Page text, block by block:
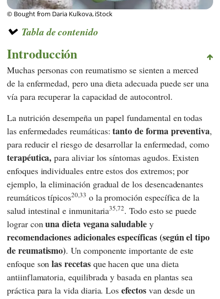
© Bought from Daria Kulkova, iStock
Tabla de contenido
Introducción
Muchas personas con reumatismo se sienten a merced
de la enfermedad, pero una dieta adecuada puede ser una
vía para recuperar la capacidad de autocontrol.
La nutrición desempeña un papel fundamental en todas
las enfermedades reumáticas:tanto de forma preventiva,
para reducir el riesgo de desarrollar la enfermedad, como
terapéutica, para aliviar los síntomas agudos. Existen
enfoques individuales entre estos dos extremos; por
ejemplo, la eliminación gradual de los desencadenantes
reumáticos típicos20,33 o la promoción específica de la
salud intestinal e inmunitaria35,72. Todo esto se puede
lograr conuna dieta vegana saludable y
recomendaciones adicionales específicas (según el tipo
de reumatismo). Un componente importante de este
enfoque sonlas recetasque hacen que una dieta
antiinflamatoria, equilibrada y basada en plantas sea
práctica para la vida diaria. Losefectosvan desde un